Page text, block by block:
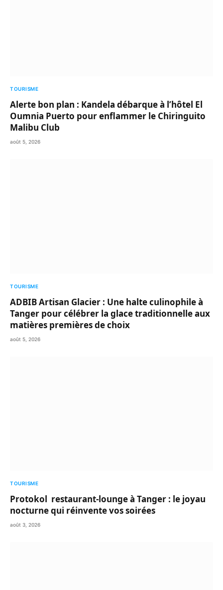
TOURISME
Alerte bon plan : Kandela débarque à l’hôtel El
Oumnia Puerto pour enflammer le Chiringuito
Malibu Club
août 5, 2026
TOURISME
ADBIB Artisan Glacier : Une halte culinophile à
Tanger pour célébrer la glace traditionnelle aux
matières premières de choix
août 5, 2026
TOURISME
Protokol restaurant-lounge à Tanger : le joyau
nocturne qui réinvente vos soirées
août 3, 2026